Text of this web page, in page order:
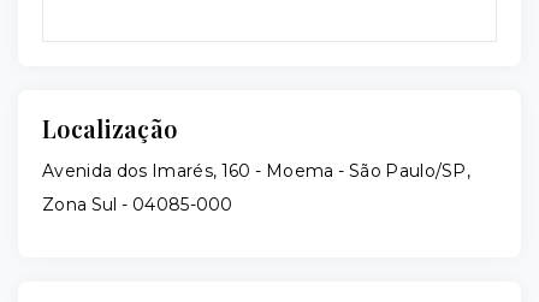
Localização
Avenida dos Imarés, 160 - Moema - São Paulo/SP,
Zona Sul - 04085-000